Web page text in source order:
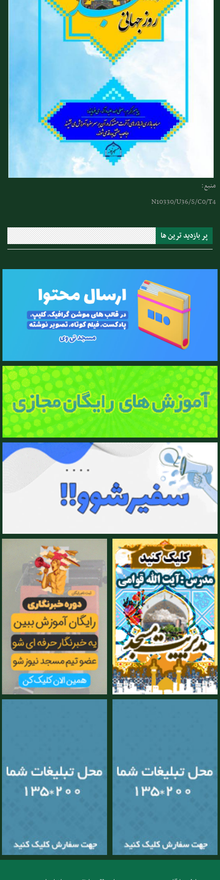
منبع:
N10330/U36/S/C0/T4
پر بازدید ترین ها